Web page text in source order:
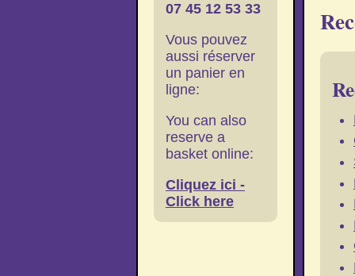
07 45 12 53 33
Vous pouvez
aussi réserver
un panier en
ligne:
You can also
reserve a
basket online:
Cliquez ici -
Click here